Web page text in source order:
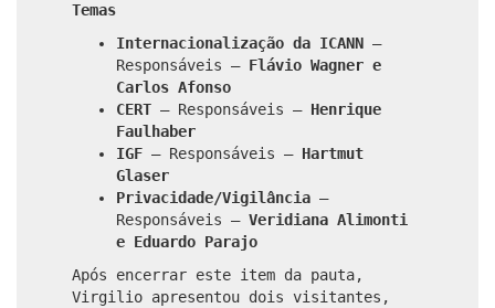
Temas
Internacionalização da ICANN –
Responsáveis – Flávio Wagner e
Carlos Afonso
CERT – Responsáveis – Henrique
Faulhaber
IGF – Responsáveis – Hartmut
Glaser
Privacidade/Vigilância –
Responsáveis – Veridiana Alimonti
e Eduardo Parajo
Após encerrar este item da pauta,
Virgilio apresentou dois visitantes,